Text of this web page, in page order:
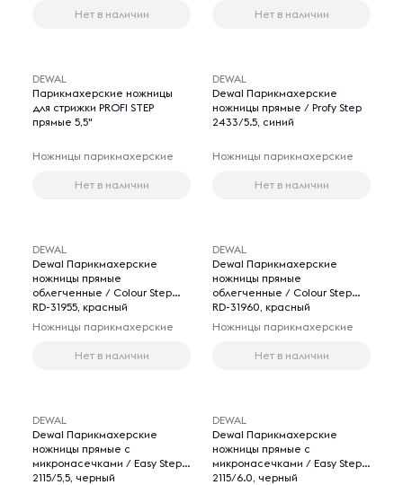
Нет в наличии Нет в наличии
DEWAL
Парикмахерские ножницы
для стрижки PROFI STEP
прямые 5,5"
Ножницы парикмахерские
Нет в наличии
DEWAL
Dewal Парикмахерские
ножницы прямые / Profy Step
2433/5.5, синий
Ножницы парикмахерские
Нет в наличии
DEWAL
Dewal Парикмахерские
ножницы прямые
облегченные / Colour Step
RD-31955, красный
Ножницы парикмахерские
Нет в наличии
DEWAL
Dewal Парикмахерские
ножницы прямые
облегченные / Colour Step
RD-31960, красный
Ножницы парикмахерские
Нет в наличии
DEWAL
Dewal Парикмахерские
ножницы прямые с
микронасечками / Easy Step
2115/5,5, черный
DEWAL
Dewal Парикмахерские
ножницы прямые с
микронасечками / Easy Step
2115/6.0, черный